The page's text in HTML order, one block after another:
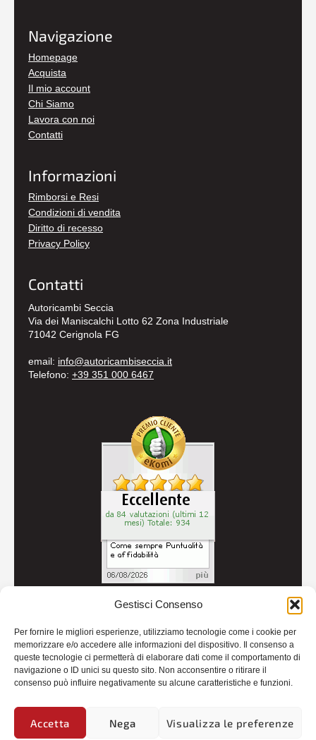
Gestisci Consenso
Per fornire le migliori esperienze, utilizziamo tecnologie come i cookie per
memorizzare e/o accedere alle informazioni del dispositivo. Il consenso a
queste tecnologie ci permetterà di elaborare dati come il comportamento di
navigazione o ID unici su questo sito. Non acconsentire o ritirare il
consenso può influire negativamente su alcune caratteristiche e funzioni.
Accetta Nega Visualizza le preferenze
Navigazione
Homepage
Acquista
Il mio account
Chi Siamo
Lavora con noi
Contatti
Informazioni
Rimborsi e Resi
Condizioni di vendita
Diritto di recesso
Privacy Policy
Contatti
Autoricambi Seccia
Via dei Maniscalchi Lotto 62 Zona Industriale
71042 Cerignola FG
email: info@autoricambiseccia.it
Telefono: +39 351 000 6467
Credits